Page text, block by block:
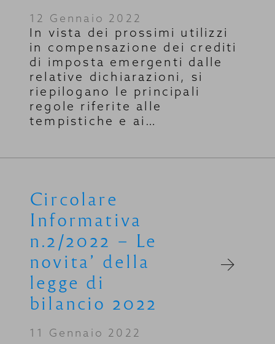
12 Gennaio 2022
In vista dei prossimi utilizzi
in compensazione dei crediti
di imposta emergenti dalle
relative dichiarazioni, si
riepilogano le principali
regole riferite alle
tempistiche e ai…
Circolare
Informativa
n.2/2022 – Le
novita’ della
legge di
bilancio 2022
11 Gennaio 2022